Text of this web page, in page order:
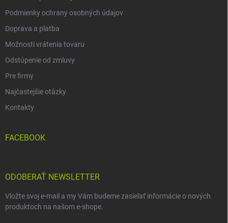
Podmienky ochrany osobných údajov
Doprava a platba
Možnosti vrátenia tovaru
Odstúpenie od zmluvy
Pre firmy
Najčastejšie otázky
Kontakty
FACEBOOK
ODOBERAŤ NEWSLETTER
Vložte svoj e-mail a my Vám budeme zasielať informácie o nových
produktoch na našom e-shope.